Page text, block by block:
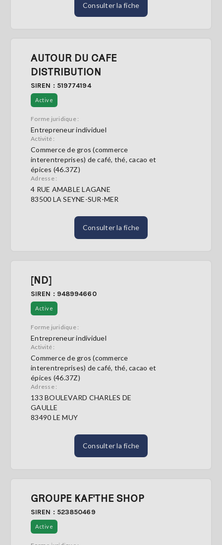
Consulter la fiche
AUTOUR DU CAFE
DISTRIBUTION
SIREN : 519774194
Active
Forme juridique :
Entrepreneur individuel
Activité :
Commerce de gros (commerce
interentreprises) de café, thé, cacao et
épices (46.37Z)
Adresse :
4 RUE AMABLE LAGANE
83500 LA SEYNE-SUR-MER
Consulter la fiche
[ND]
SIREN : 948994660
Active
Forme juridique :
Entrepreneur individuel
Activité :
Commerce de gros (commerce
interentreprises) de café, thé, cacao et
épices (46.37Z)
Adresse :
133 BOULEVARD CHARLES DE
GAULLE
83490 LE MUY
Consulter la fiche
GROUPE KAF'THE SHOP
SIREN : 523850469
Active